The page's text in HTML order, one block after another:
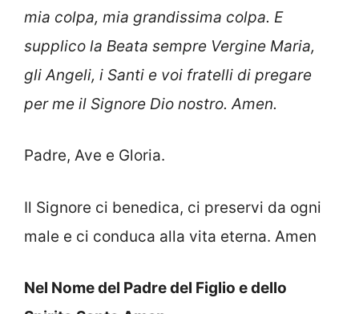
mia colpa, mia grandissima colpa. E
supplico la Beata sempre Vergine Maria,
gli Angeli, i Santi e voi fratelli di pregare
per me il Signore Dio nostro. Amen.
Padre, Ave e Gloria.
Il Signore ci benedica, ci preservi da ogni
male e ci conduca alla vita eterna. Amen
Nel Nome del Padre del Figlio e dello